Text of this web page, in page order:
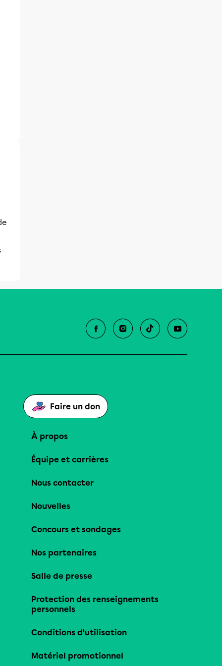
Faire un don
À propos
Équipe et carrières
Nous contacter
Nouvelles
Concours et sondages
Nos partenaires
Salle de presse
Protection des renseignements
personnels
Conditions d’utilisation
Matériel promotionnel